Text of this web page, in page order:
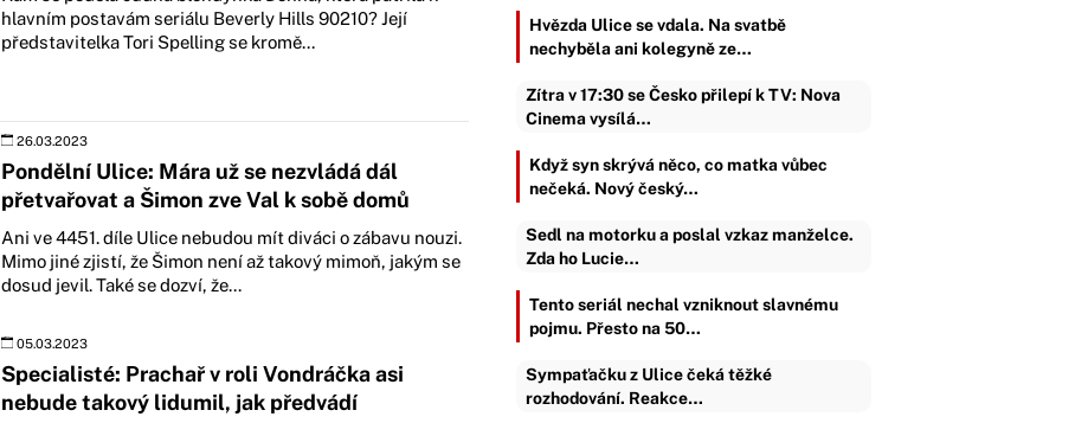
hlavním postavám seriálu Beverly Hills 90210? Její
představitelka Tori Spelling se kromě...
26.03.2023
Pondělní Ulice: Mára už se nezvládá dál
přetvařovat a Šimon zve Val k sobě domů
Ani ve 4451. díle Ulice nebudou mít diváci o zábavu nouzi.
Mimo jiné zjistí, že Šimon není až takový mimoň, jakým se
dosud jevil. Také se dozví, že...
05.03.2023
Specialisté: Prachař v roli Vondráčka asi
nebude takový lidumil, jak předvádí
Hvězda Ulice se vdala. Na svatbě
nechyběla ani kolegyně ze…
Zítra v 17:30 se Česko přilepí k TV: Nova
Cinema vysílá…
Když syn skrývá něco, co matka vůbec
nečeká. Nový český…
Sedl na motorku a poslal vzkaz manželce.
Zda ho Lucie…
Tento seriál nechal vzniknout slavnému
pojmu. Přesto na 50…
Sympaťačku z Ulice čeká těžké
rozhodování. Reakce…